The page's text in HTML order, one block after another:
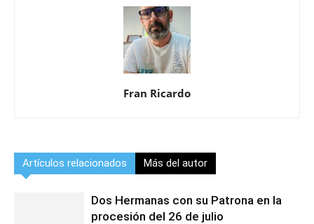
Fran Ricardo
Artículos relacionados Más del autor
Dos Hermanas con su Patrona en la
procesión del 26 de julio